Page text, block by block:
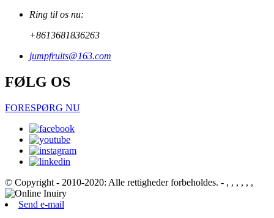
Ring til os nu:
+8613681836263
jumpfruits@163.com
FØLG OS
FORESPØRG NU
© Copyright - 2010-2020: Alle rettigheder forbeholdes. - , , , , , ,
Send e-mail